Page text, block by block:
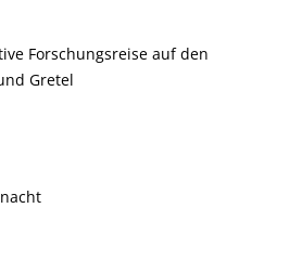
Forschungsreise auf den
Gretel